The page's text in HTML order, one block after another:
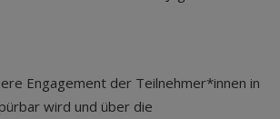
Engagement der Teilnehmer*innen in
wird und über die